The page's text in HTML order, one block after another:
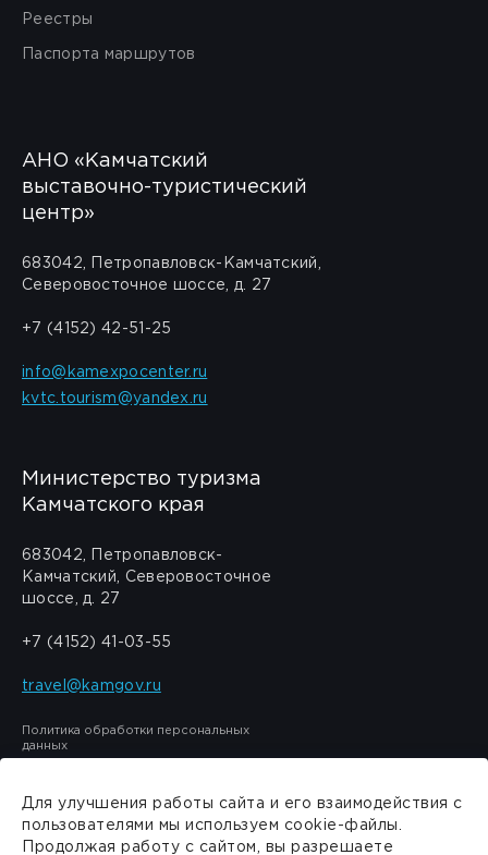
Реестры
Паспорта маршрутов
АНО «Камчатский
выставочно-туристический
центр»
683042, Петропавловск-Камчатский,
Северовосточное шоссе, д. 27
+7 (4152) 42-51-25
info@kamexpocenter.ru
kvtc.tourism@yandex.ru
Министерство туризма
Камчатского края
683042, Петропавловск-
Камчатский, Северовосточное
шоссе, д. 27
+7 (4152) 41-03-55
travel@kamgov.ru
Политика обработки персональных
данных
Для улучшения работы сайта и его взаимодействия с
пользователями мы используем cookie-файлы.
Продолжая работу с сайтом, вы разрешаете